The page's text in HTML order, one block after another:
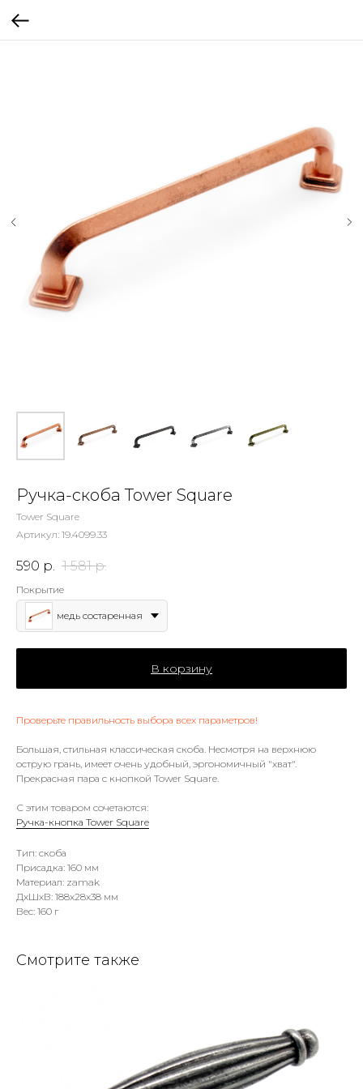
Ручка-скоба Tower Square
Tower Square
Артикул: 19.4099.33
590 р. 1 581 р.
Покрытие
медь состаренная
В корзину
Проверьте правильность выбора всех параметров!
Большая, стильная классическая скоба. Несмотря на верхнюю
острую грань, имеет очень удобный, эргономичный "хват".
Прекрасная пара с кнопкой Tower Square.
С этим товаром сочетаются:
Ручка-кнопка Tower Square
Тип: скоба
Присадка: 160 мм
Материал: zamak
ДxШxВ: 188x28x38 мм
Вес: 160 г
Смотрите также